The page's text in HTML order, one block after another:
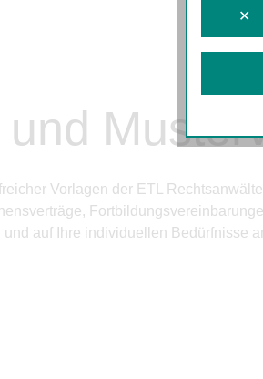
Vorlagen der ETL
auf Ihre individuellen Bedürfnisse
✕